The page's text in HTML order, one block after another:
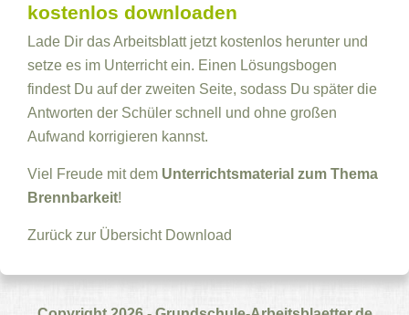
kostenlos downloaden
Lade Dir das Arbeitsblatt jetzt kostenlos herunter und
setze es im Unterricht ein. Einen Lösungsbogen
findest Du auf der zweiten Seite, sodass Du später die
Antworten der Schüler schnell und ohne großen
Aufwand korrigieren kannst.
Viel Freude mit dem Unterrichtsmaterial zum Thema
Brennbarkeit!
Zurück zur Übersicht Download